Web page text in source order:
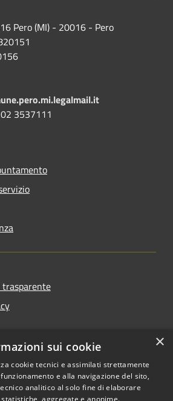
Pero (MI) - 20016 - Pero
3537111
×
sui cookie
cookie tecnici e assimilati strettamente
e alla navigazione del sito,
analitico al solo fine di elaborare
aggregate e anonime.